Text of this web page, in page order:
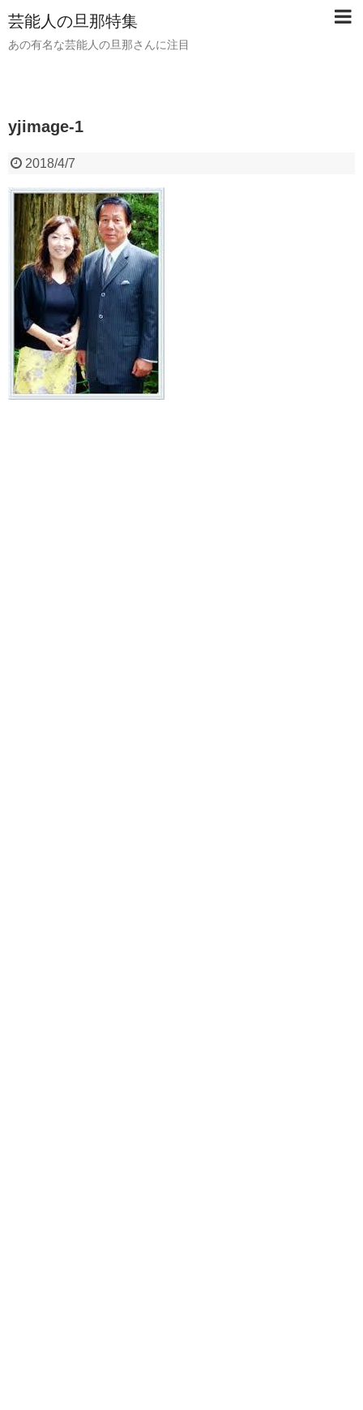
芸能人の旦那特集
あの有名な芸能人の旦那さんに注目
yjimage-1
2018/4/7